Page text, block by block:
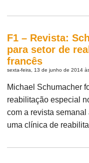
F1 – Revista:
para setor de
francês
sexta-feira, 13 de junho de 2014
Michael Schumacher
reabilitação especial
com a revista
uma clínica de